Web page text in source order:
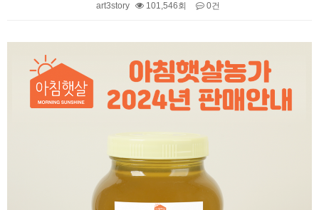
art3story 101,546회 0건
본문